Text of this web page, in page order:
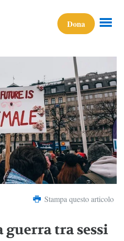
Dona
Stampa questo articolo
tra sessi